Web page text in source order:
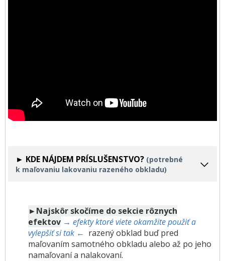
► KDE NÁJDEM PRÍSLUŠENSTVO? (potrebné
k maľovaniu lakovaniu razeného obkladu)
►Najskôr skočíme do sekcie rôznych
efektov → efekty ktoré viete okamžite použiť a
vylepšiť si tak ← razený obklad buď pred
maľovaním samotného obkladu alebo až po jeho
namaľovaní a nalakovaní.